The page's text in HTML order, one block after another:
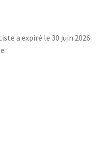
a expiré le 30 juin 2026